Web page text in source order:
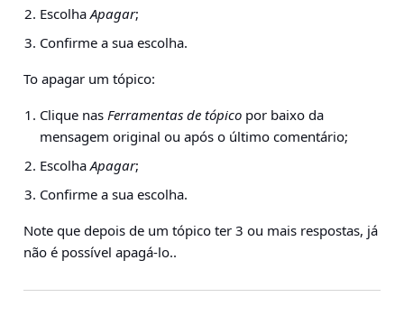
Escolha Apagar;
Confirme a sua escolha.
To apagar um tópico:
Clique nas Ferramentas de tópico por baixo da
mensagem original ou após o último comentário;
Escolha Apagar;
Confirme a sua escolha.
Note que depois de um tópico ter 3 ou mais respostas, já
não é possível apagá-lo..